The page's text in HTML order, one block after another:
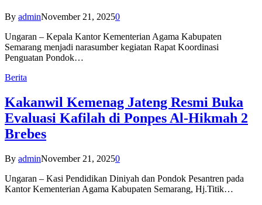
By adminNovember 21, 20250
Ungaran – Kepala Kantor Kementerian Agama Kabupaten
Semarang menjadi narasumber kegiatan Rapat Koordinasi
Penguatan Pondok…
Berita
Kakanwil Kemenag Jateng Resmi Buka
Evaluasi Kafilah di Ponpes Al-Hikmah 2
Brebes
By adminNovember 21, 20250
Ungaran – Kasi Pendidikan Diniyah dan Pondok Pesantren pada
Kantor Kementerian Agama Kabupaten Semarang, Hj.Titik…